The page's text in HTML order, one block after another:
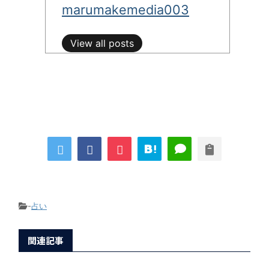
marumakemedia003
View all posts
-占い
関連記事